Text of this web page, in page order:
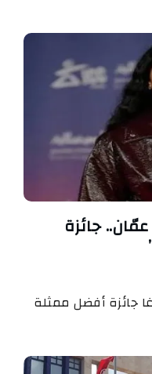
جائزة
جائزة أفضل ممثلة